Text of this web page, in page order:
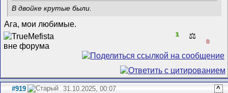
В двойке крутые были.
Ага, мои любимые.
1 ⚖️
0
#919 31.10.2025, 00:07 ^